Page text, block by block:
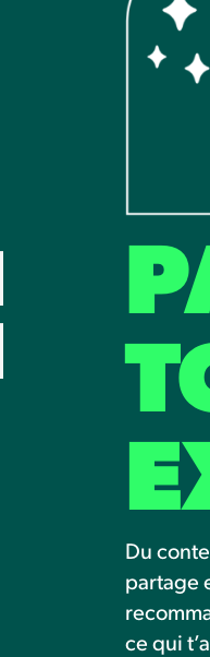
Du
partage
ce qui